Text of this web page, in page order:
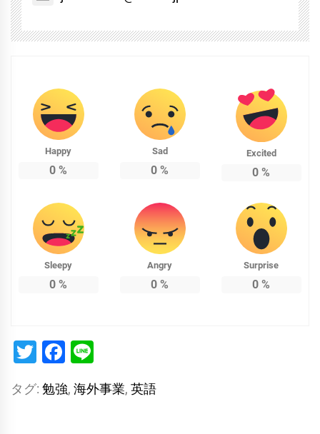
Happy
0 %
Sad
0 %
Excited
0 %
Sleepy
0 %
Angry
0 %
Surprise
0 %
TwitterFacebook
タグ: 勉強, 海外事業, 英語